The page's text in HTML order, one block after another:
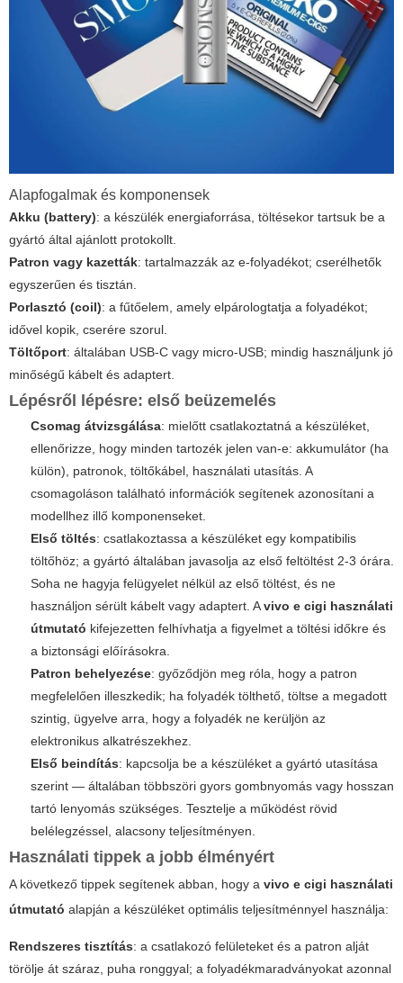
Alapfogalmak és komponensek
Akku (battery): a készülék energiaforrása, töltésekor tartsuk be a
gyártó által ajánlott protokollt.
Patron vagy kazetták: tartalmazzák az e-folyadékot; cserélhetők
egyszerűen és tisztán.
Porlasztó (coil): a fűtőelem, amely elpárologtatja a folyadékot;
idővel kopik, cserére szorul.
Töltőport: általában USB-C vagy micro-USB; mindig használjunk jó
minőségű kábelt és adaptert.
Lépésről lépésre: első beüzemelés
Csomag átvizsgálása: mielőtt csatlakoztatná a készüléket,
ellenőrizze, hogy minden tartozék jelen van-e: akkumulátor (ha
külön), patronok, töltőkábel, használati utasítás. A
csomagoláson található információk segítenek azonosítani a
modellhez illő komponenseket.
Első töltés: csatlakoztassa a készüléket egy kompatibilis
töltőhöz; a gyártó általában javasolja az első feltöltést 2-3 órára.
Soha ne hagyja felügyelet nélkül az első töltést, és ne
használjon sérült kábelt vagy adaptert. Avivo e cigi használati
útmutató kifejezetten felhívhatja a figyelmet a töltési időkre és
a biztonsági előírásokra.
Patron behelyezése: győződjön meg róla, hogy a patron
megfelelően illeszkedik; ha folyadék tölthető, töltse a megadott
szintig, ügyelve arra, hogy a folyadék ne kerüljön az
elektronikus alkatrészekhez.
Első beindítás: kapcsolja be a készüléket a gyártó utasítása
szerint — általában többszöri gyors gombnyomás vagy hosszan
tartó lenyomás szükséges. Tesztelje a működést rövid
belélegzéssel, alacsony teljesítményen.
Használati tippek a jobb élményért
A következő tippek segítenek abban, hogy a vivo e cigi használati
útmutató alapján a készüléket optimális teljesítménnyel használja:
Rendszeres tisztítás: a csatlakozó felületeket és a patron alját
törölje át száraz, puha ronggyal; a folyadékmaradványokat azonnal